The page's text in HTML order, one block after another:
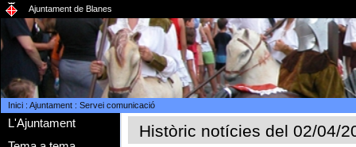
Ajuntament de Blanes
Inici: Ajuntament: Servei comunicació
L'Ajuntament
Històric notícies del 02/04/